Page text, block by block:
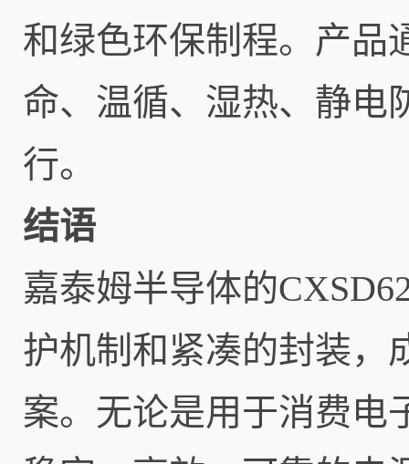
和绿色环保制程。产品
命、温循、湿热、静电
行。
结语
嘉泰姆半导体的
护机制和紧凑的封装，
案。无论是用于消费电